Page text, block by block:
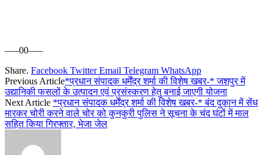
—–00—–
Share. Facebook Twitter Email Telegram WhatsApp
Previous Article*प्रधान संपादक धर्मेंद्र शर्मा की विशेष खबर-* जशपुर में
उद्यानिकी फसलों के उत्पादन एवं प्रसंस्करण हेतु बनाई जाएगी योजना
Next Article *प्रधान संपादक धर्मेंद्र शर्मा की विशेष खबर-* बंद दुकान में सेंध
मारकर चोरी करने वाले चोर को कुनकुरी पुलिस ने सूचना के चंद घंटों में माल
सहित किया गिरफ्तार, भेजा जेल